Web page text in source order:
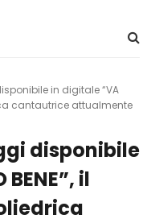
in digitale “VA
cantautrice attualmente
disponibile
il